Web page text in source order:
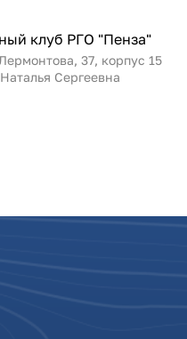
клуб РГО "Пенза"
37, корпус 15
Сергеевна